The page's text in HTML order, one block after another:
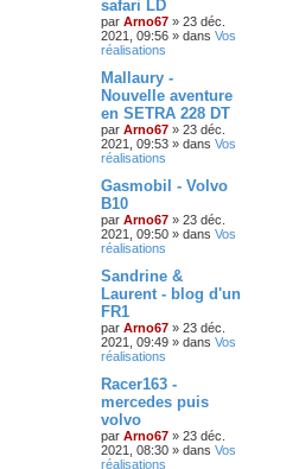
safari LD
par Arno67 » 23 déc.
2021, 09:56 » dans Vos
réalisations
Mallaury -
Nouvelle aventure
en SETRA 228 DT
par Arno67 » 23 déc.
2021, 09:53 » dans Vos
réalisations
Gasmobil - Volvo
B10
par Arno67 » 23 déc.
2021, 09:50 » dans Vos
réalisations
Sandrine &
Laurent - blog d'un
FR1
par Arno67 » 23 déc.
2021, 09:49 » dans Vos
réalisations
Racer163 -
mercedes puis
volvo
par Arno67 » 23 déc.
2021, 08:30 » dans Vos
réalisations